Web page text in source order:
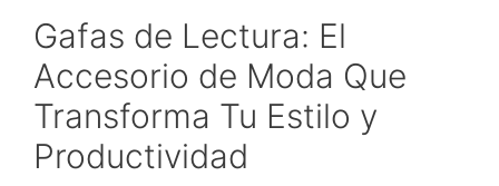
Gafas de Lectura: El
Accesorio de Moda Que
Transforma Tu Estilo y
Productividad